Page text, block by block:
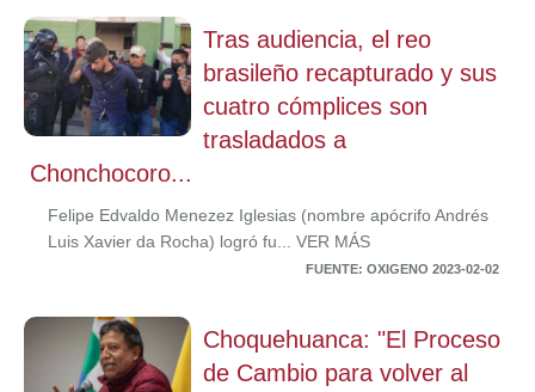
Tras audiencia, el reo
brasileño recapturado y sus
cuatro cómplices son
trasladados a
Chonchocoro...
Felipe Edvaldo Menezez Iglesias (nombre apócrifo Andrés
Luis Xavier da Rocha) logró fu... VER MÁS
FUENTE: OXIGENO 2023-02-02
Choquehuanca: "El Proceso
de Cambio para volver al